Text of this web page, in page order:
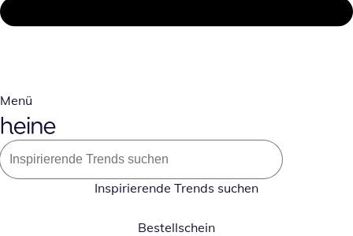
Menü
Inspirierende Trends suchen
Bestellschein